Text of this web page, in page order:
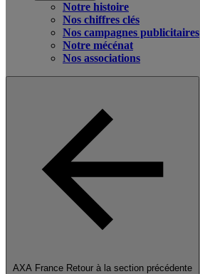
Notre histoire
Nos chiffres clés
Nos campagnes publicitaires
Notre mécénat
Nos associations
AXA France Retour à la section précédente